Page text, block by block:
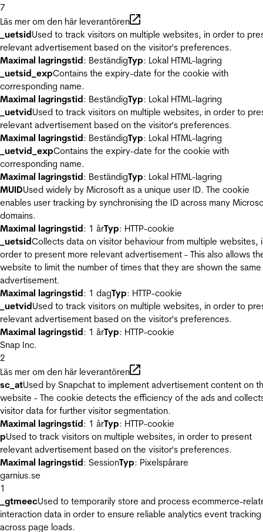
7
Läs mer om den här leverantören
_uetsidUsed to track visitors on multiple websites, in order to
relevant advertisement based on the visitor's preferences.
Maximal lagringstid: BeständigTyp: Lokal HTML-lagring
_uetsid_expContains the expiry-date for the cookie with
corresponding name.
Maximal lagringstid: BeständigTyp: Lokal HTML-lagring
_uetvidUsed to track visitors on multiple websites, in order to
relevant advertisement based on the visitor's preferences.
Maximal lagringstid: BeständigTyp: Lokal HTML-lagring
_uetvid_expContains the expiry-date for the cookie with
corresponding name.
Maximal lagringstid: BeständigTyp: Lokal HTML-lagring
MUIDUsed widely by Microsoft as a unique user ID. The cookie
enables user tracking by synchronising the ID across many
domains.
Maximal lagringstid: 1 årTyp: HTTP-cookie
_uetsidCollects data on visitor behaviour from multiple websites,
order to present more relevant advertisement - This also allows
website to limit the number of times that they are shown the same
advertisement.
Maximal lagringstid: 1 dagTyp: HTTP-cookie
_uetvidUsed to track visitors on multiple websites, in order to
relevant advertisement based on the visitor's preferences.
Maximal lagringstid: 1 årTyp: HTTP-cookie
Snap Inc.
2
Läs mer om den här leverantören
sc_atUsed by Snapchat to implement advertisement content on
website - The cookie detects the efficiency of the ads and
visitor data for further visitor segmentation.
Maximal lagringstid: 1 årTyp: HTTP-cookie
pUsed to track visitors on multiple websites, in order to present
relevant advertisement based on the visitor's preferences.
Maximal lagringstid: SessionTyp: Pixelspårare
garnius.se
1
_gtmeecUsed to temporarily store and process ecommerce-
interaction data in order to ensure reliable analytics event tracking
across page loads.